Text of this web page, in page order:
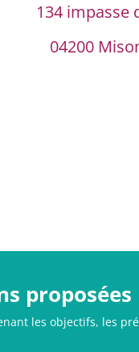
134 impasse
04200
proposées
les objectifs, les